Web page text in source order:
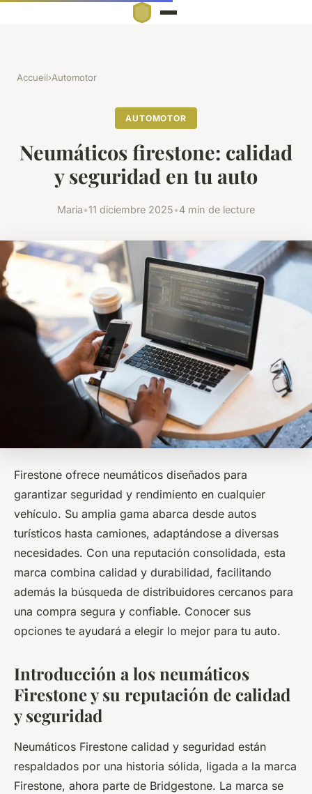
Accueil›Automotor
AUTOMOTOR
Neumáticos firestone: calidad
y seguridad en tu auto
Maria•11 diciembre 2025•4 min de lecture
Firestone ofrece neumáticos diseñados para
garantizar seguridad y rendimiento en cualquier
vehículo. Su amplia gama abarca desde autos
turísticos hasta camiones, adaptándose a diversas
necesidades. Con una reputación consolidada, esta
marca combina calidad y durabilidad, facilitando
además la búsqueda de distribuidores cercanos para
una compra segura y confiable. Conocer sus
opciones te ayudará a elegir lo mejor para tu auto.
Introducción a los neumáticos
Firestone y su reputación de calidad
y seguridad
Neumáticos Firestone calidad y seguridad están
respaldados por una historia sólida, ligada a la marca
Firestone, ahora parte de Bridgestone. La marca se